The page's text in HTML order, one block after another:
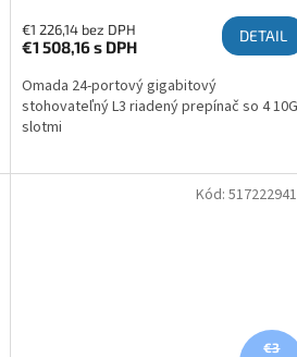
€1 226,14 bez DPH
€1 508,16s DPH
DETAIL
Omada 24-portový gigabitový
stohovateľný L3 riadený prepínač so 4 10G
slotmi
€3
Kód: